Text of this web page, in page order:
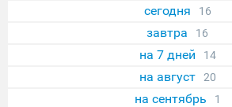
сегодня 16
завтра 16
на 7 дней 14
на август 20
на сентябрь 1